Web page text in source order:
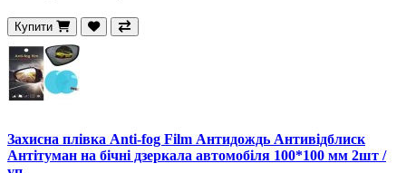
Купити
Захисна плівка Anti-fog Film Антидождь Антивідблиск
Антітуман на бічні дзеркала автомобіля 100*100 мм 2шт /